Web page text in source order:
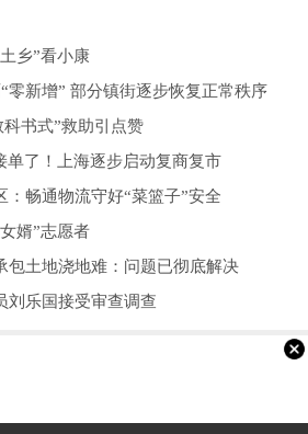
乡”看小康
零新增” 部分镇街逐步恢复正常秩序
书式”救助引点赞
单了！上海逐步启动复商复市
：畅通物流守好“菜篮子”安全
婿”志愿者
包土地浇地难：问题已彻底解决
刘乐国接受审查调查